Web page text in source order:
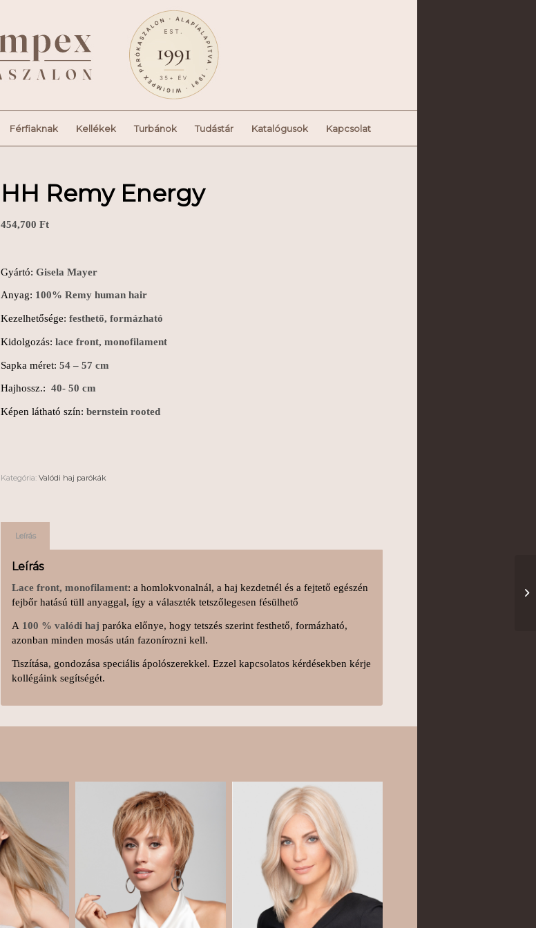
Férfiaknak Kellékek Turbánok Tudástár Katalógusok Kapcsolat
HH Remy Energy
454,700 Ft
Gyártó: Gisela Mayer
Anyag: 100% Remy human hair
Kezelhetősége: festhető, formázható
Kidolgozás: lace front, monofilament
Sapka méret: 54 – 57 cm
Hajhossz.: 40- 50 cm
Képen látható szín: bernstein rooted
Kategória: Valódi haj parókák
Leírás
Leírás
Lace front, monofilament: a homlokvonalnál, a haj kezdetnél és a fejtető egészén
fejbőr hatású tüll anyaggal, így a választék tetszőlegesen fésülhető
A 100 % valódi haj paróka előnye, hogy tetszés szerint festhető, formázható,
azonban minden mosás után fazonírozni kell.
Tiszítása, gondozása speciális ápolószerekkel. Ezzel kapcsolatos kérdésekben kérje
kollégáink segítségét.